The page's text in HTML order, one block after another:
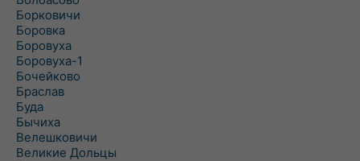
Борковичи
Боровка
Боровуха
Боровуха-1
Бочейково
Браслав
Буда
Бычиха
Велешковичи
Великие Дольцы